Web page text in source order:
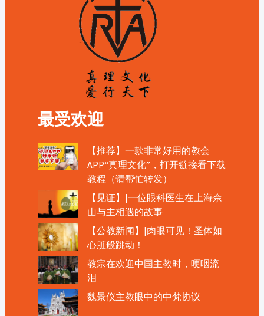
最受欢迎
【推荐】一款非常好用的教会
APP“真理文化”，打开链接看下载
教程（请帮忙转发）
【见证】|一位眼科医生在上海佘
山与主相遇的故事
【公教新闻】|肉眼可见！圣体如
心脏般跳动！
教宗在欢迎中国主教时，哽咽流
泪
魏景仪主教眼中的中梵协议